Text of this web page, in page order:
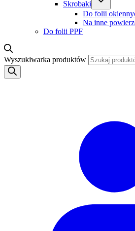
Skrobaki
Do folii
Na inne
Do folii PPF
Wyszukiwarka produktów